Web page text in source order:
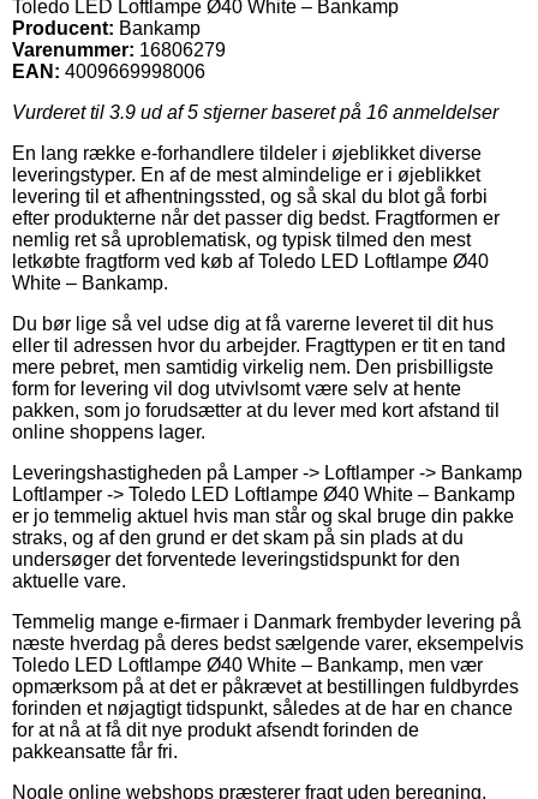
Toledo LED Loftlampe Ø40 White – Bankamp
Producent: Bankamp
Varenummer: 16806279
EAN: 4009669998006
Vurderet til 3.9 ud af 5 stjerner baseret på 16 anmeldelser
En lang række e-forhandlere tildeler i øjeblikket diverse
leveringstyper. En af de mest almindelige er i øjeblikket
levering til et afhentningssted, og så skal du blot gå forbi
efter produkterne når det passer dig bedst. Fragtformen er
nemlig ret så uproblematisk, og typisk tilmed den mest
letkøbte fragtform ved køb af Toledo LED Loftlampe Ø40
White – Bankamp.
Du bør lige så vel udse dig at få varerne leveret til dit hus
eller til adressen hvor du arbejder. Fragttypen er tit en tand
mere pebret, men samtidig virkelig nem. Den prisbilligste
form for levering vil dog utvivlsomt være selv at hente
pakken, som jo forudsætter at du lever med kort afstand til
online shoppens lager.
Leveringshastigheden på Lamper -> Loftlamper -> Bankamp
Loftlamper -> Toledo LED Loftlampe Ø40 White – Bankamp
er jo temmelig aktuel hvis man står og skal bruge din pakke
straks, og af den grund er det skam på sin plads at du
undersøger det forventede leveringstidspunkt for den
aktuelle vare.
Temmelig mange e-firmaer i Danmark frembyder levering på
næste hverdag på deres bedst sælgende varer, eksempelvis
Toledo LED Loftlampe Ø40 White – Bankamp, men vær
opmærksom på at det er påkrævet at bestillingen fuldbyrdes
forinden et nøjagtigt tidspunkt, således at de har en chance
for at nå at få dit nye produkt afsendt forinden de
pakkeansatte får fri.
Nogle online webshops præsterer fragt uden beregning,